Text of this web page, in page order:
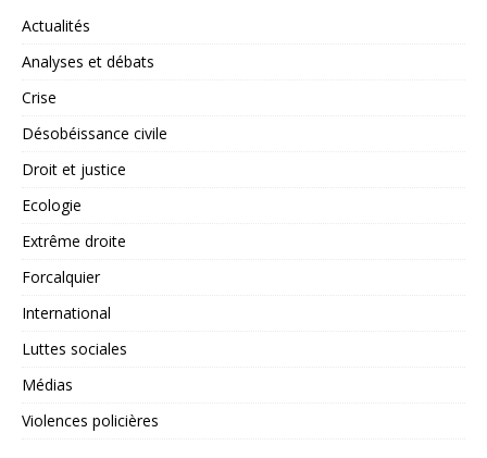
Actualités
Analyses et débats
Crise
Désobéissance civile
Droit et justice
Ecologie
Extrême droite
Forcalquier
International
Luttes sociales
Médias
Violences policières